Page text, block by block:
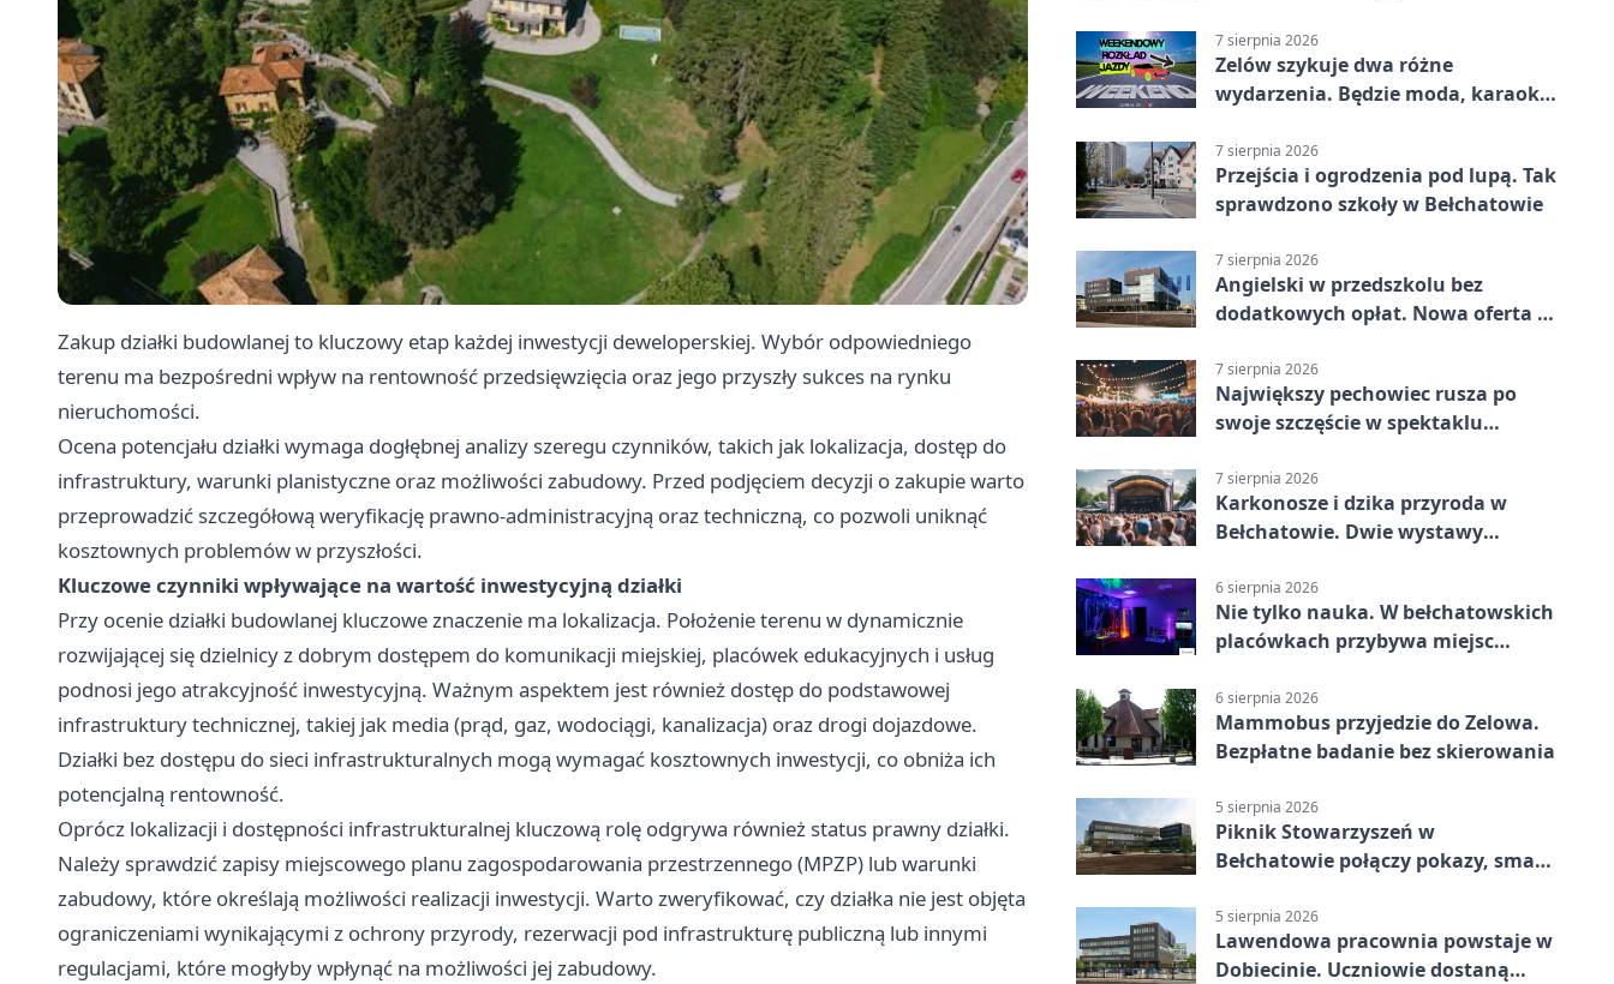
Zakup działki budowlanej to kluczowy etap każdej inwestycji deweloperskiej. Wybór odpowiedniego
terenu ma bezpośredni wpływ na rentowność przedsięwzięcia oraz jego przyszły sukces na rynku
nieruchomości.
Ocena potencjału działki wymaga dogłębnej analizy szeregu czynników, takich jak lokalizacja, dostęp do
infrastruktury, warunki planistyczne oraz możliwości zabudowy. Przed podjęciem decyzji o zakupie warto
przeprowadzić szczegółową weryfikację prawno-administracyjną oraz techniczną, co pozwoli uniknąć
kosztownych problemów w przyszłości.
Kluczowe czynniki wpływające na wartość inwestycyjną działki
Przy ocenie działki budowlanej kluczowe znaczenie ma lokalizacja. Położenie terenu w dynamicznie
rozwijającej się dzielnicy z dobrym dostępem do komunikacji miejskiej, placówek edukacyjnych i usług
podnosi jego atrakcyjność inwestycyjną. Ważnym aspektem jest również dostęp do podstawowej
infrastruktury technicznej, takiej jak media (prąd, gaz, wodociągi, kanalizacja) oraz drogi dojazdowe.
Działki bez dostępu do sieci infrastrukturalnych mogą wymagać kosztownych inwestycji, co obniża ich
potencjalną rentowność.
Oprócz lokalizacji i dostępności infrastrukturalnej kluczową rolę odgrywa również status prawny działki.
Należy sprawdzić zapisy miejscowego planu zagospodarowania przestrzennego (MPZP) lub warunki
zabudowy, które określają możliwości realizacji inwestycji. Warto zweryfikować, czy działka nie jest objęta
ograniczeniami wynikającymi z ochrony przyrody, rezerwacji pod infrastrukturę publiczną lub innymi
regulacjami, które mogłyby wpłynąć na możliwości jej zabudowy.
7 sierpnia 2026
Zelów szykuje dwa różne
wydarzenia. Będzie moda, karaoke
7 sierpnia 2026
Przejścia i ogrodzenia pod lupą. Tak
sprawdzono szkoły w Bełchatowie
7 sierpnia 2026
Angielski w przedszkolu bez
dodatkowych opłat. Nowa oferta w
7 sierpnia 2026
Największy pechowiec rusza po
swoje szczęście w spektaklu
7 sierpnia 2026
Karkonosze i dzika przyroda w
Bełchatowie. Dwie wystawy
6 sierpnia 2026
Nie tylko nauka. W bełchatowskich
placówkach przybywa miejsc
6 sierpnia 2026
Mammobus przyjedzie do Zelowa.
Bezpłatne badanie bez skierowania
5 sierpnia 2026
Piknik Stowarzyszeń w
Bełchatowie połączy pokazy, smaki
5 sierpnia 2026
Lawendowa pracownia powstaje w
Dobiecinie. Uczniowie dostaną